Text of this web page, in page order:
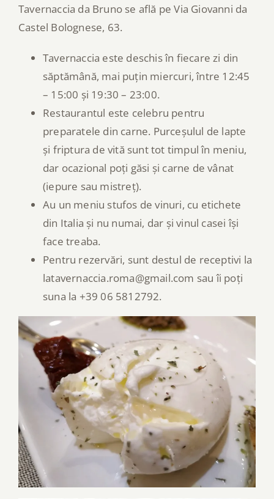
Tavernaccia da Bruno se află pe Via Giovanni da
Castel Bolognese, 63.
Tavernaccia este deschis în fiecare zi din
săptămână, mai puțin miercuri, între 12:45
– 15:00 și 19:30 – 23:00.
Restaurantul este celebru pentru
preparatele din carne. Purceșulul de lapte
și friptura de vită sunt tot timpul în meniu,
dar ocazional poți găsi și carne de vânat
(iepure sau mistreț).
Au un meniu stufos de vinuri, cu etichete
din Italia și nu numai, dar și vinul casei își
face treaba.
Pentru rezervări, sunt destul de receptivi la
latavernaccia.roma@gmail.com sau îi poți
suna la +39 06 5812792.